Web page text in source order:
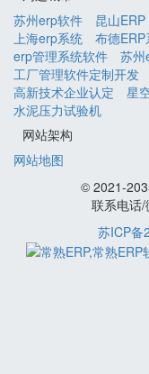
苏州erp软件
昆山ERP
上海erp系统
布德ERP
erp管理系统软件
苏州
工厂管理软件定制开发
高新技术企业认定
星
水泥压力试验机
网站架构
网站地图
© 2021-
联系电话/
苏ICP备